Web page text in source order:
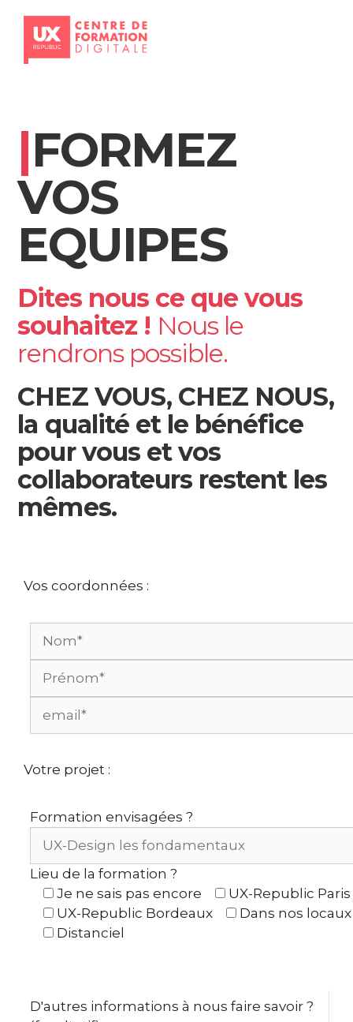
contenu
|FORMEZ
VOS
EQUIPES
Dites nous ce que vous
souhaitez ! Nous le
rendrons possible.
CHEZ VOUS, CHEZ NOUS,
la qualité et le bénéfice
pour vous et vos
collaborateurs restent les
mêmes.
Vos coordonnées :
Votre projet :
Formation envisagées ?
Lieu de la formation ?
Je ne sais pas encore
UX-Republic Paris
UX-Republic Bordeaux
Dans nos locaux
Distanciel
D'autres informations à nous faire savoir ?